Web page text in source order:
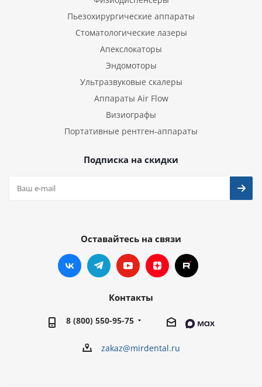
Пьезохирургические аппараты
Стоматологические лазеры
Апекслокаторы
Эндомоторы
Ультразвуковые скалеры
Аппараты Air Flow
Визиографы
Портативные рентген-аппараты
Подписка на скидки
Оставайтесь на связи
Контакты
8 (800) 550-95-75
zakaz@mirdental.ru